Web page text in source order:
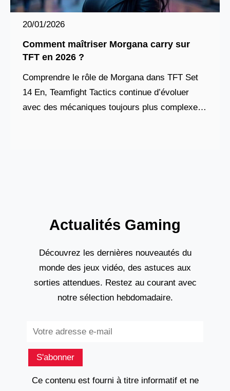
20/01/2026
Comment maîtriser Morgana carry sur
TFT en 2026 ?
Comprendre le rôle de Morgana dans TFT Set
14 En, Teamfight Tactics continue d’évoluer
avec des mécaniques toujours plus complexes,
Actualités Gaming
Découvrez les dernières nouveautés du
monde des jeux vidéo, des astuces aux
sorties attendues. Restez au courant avec
notre sélection hebdomadaire.
S'abonner
Ce contenu est fourni à titre informatif et ne